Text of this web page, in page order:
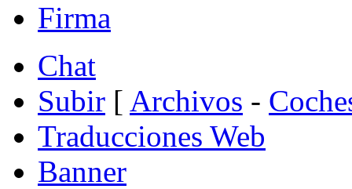
Firma
Chat
Subir [ Archivos -
Traducciones Web
Banner